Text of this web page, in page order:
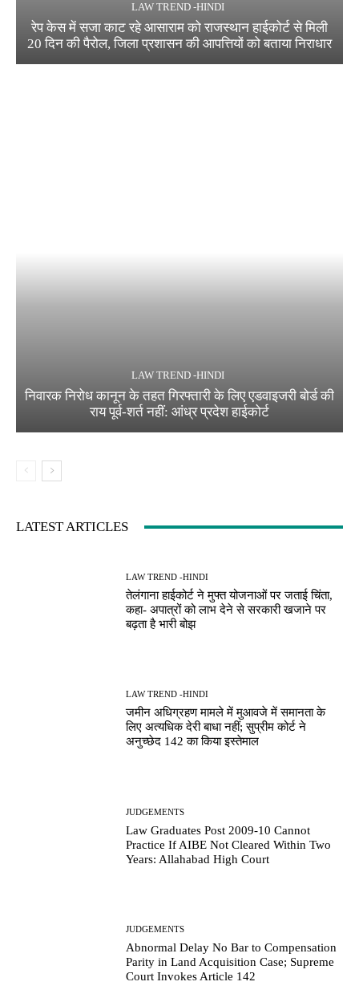
LAW TREND -HINDI
रेप केस में सजा काट रहे आसाराम को राजस्थान हाईकोर्ट से मिली
20 दिन की पैरोल, जिला प्रशासन की आपत्तियों को बताया निराधार
LAW TREND -HINDI
निवारक निरोध कानून के तहत गिरफ्तारी के लिए एडवाइजरी बोर्ड की
राय पूर्व-शर्त नहीं: आंध्र प्रदेश हाईकोर्ट
LATEST ARTICLES
LAW TREND -HINDI
तेलंगाना हाईकोर्ट ने मुफ्त योजनाओं पर जताई चिंता,
कहा- अपात्रों को लाभ देने से सरकारी खजाने पर
बढ़ता है भारी बोझ
LAW TREND -HINDI
जमीन अधिग्रहण मामले में मुआवजे में समानता के
लिए अत्यधिक देरी बाधा नहीं; सुप्रीम कोर्ट ने
अनुच्छेद 142 का किया इस्तेमाल
JUDGEMENTS
Law Graduates Post 2009-10 Cannot
Practice If AIBE Not Cleared Within Two
Years: Allahabad High Court
JUDGEMENTS
Abnormal Delay No Bar to Compensation
Parity in Land Acquisition Case; Supreme
Court Invokes Article 142